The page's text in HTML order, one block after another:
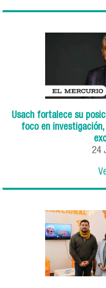
Usach fortalece su
foco en
24